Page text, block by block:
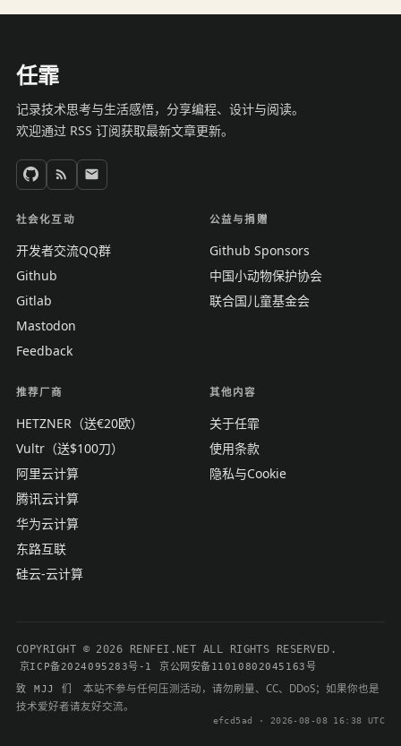
任霏
记录技术思考与生活感悟，分享编程、设计与阅读。
欢迎通过 RSS 订阅获取最新文章更新。
社会化互动
开发者交流QQ群
Github
Gitlab
Mastodon
Feedback
公益与捐赠
Github Sponsors
中国小动物保护协会
联合国儿童基金会
推荐厂商
HETZNER（送€20欧）
Vultr（送$100刀）
阿里云计算
腾讯云计算
华为云计算
东路互联
硅云-云计算
其他内容
关于任霏
使用条款
隐私与Cookie
COPYRIGHT © 2026 RENFEI.NET ALL RIGHTS RESERVED.
京ICP备2024095283号-1
京公网安备11010802045163号
致 MJJ 们
本站不参与任何压测活动，请勿刷量、CC、DDoS；如果你也是
技术爱好者请友好交流。
efcd5ad · 2026-08-08 16:38 UTC